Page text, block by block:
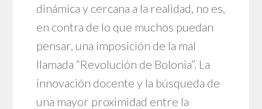
dinámica y cercana a la realidad, no es,
en contra de lo que muchos puedan
pensar, una imposición de la mal
llamada “Revolución de Bolonia”. La
innovación docente y la búsqueda de
una mayor proximidad entre la